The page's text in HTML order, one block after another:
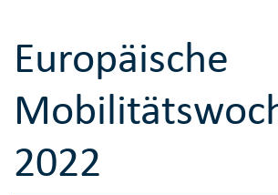
Europäische
2022